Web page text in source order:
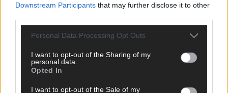
Downstream Participants that may further disclose it to other
Personal Data Processing Opt Outs
I want to opt-out of the Sharing of my
personal data.
Opted In
I want to opt-out of the Sale of my
SCHNELL ZUM RESSORT